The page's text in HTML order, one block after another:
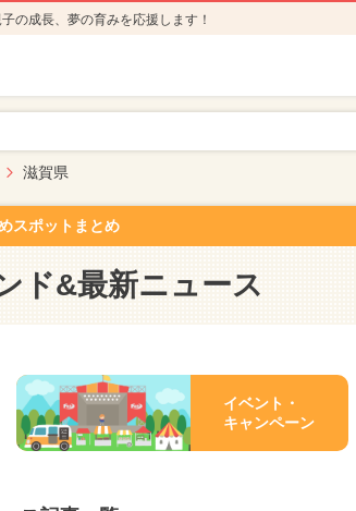
の成長、夢の育みを応援します！
滋賀県
スポットまとめ
ド&最新ニュース
イベント・
キャンペーン